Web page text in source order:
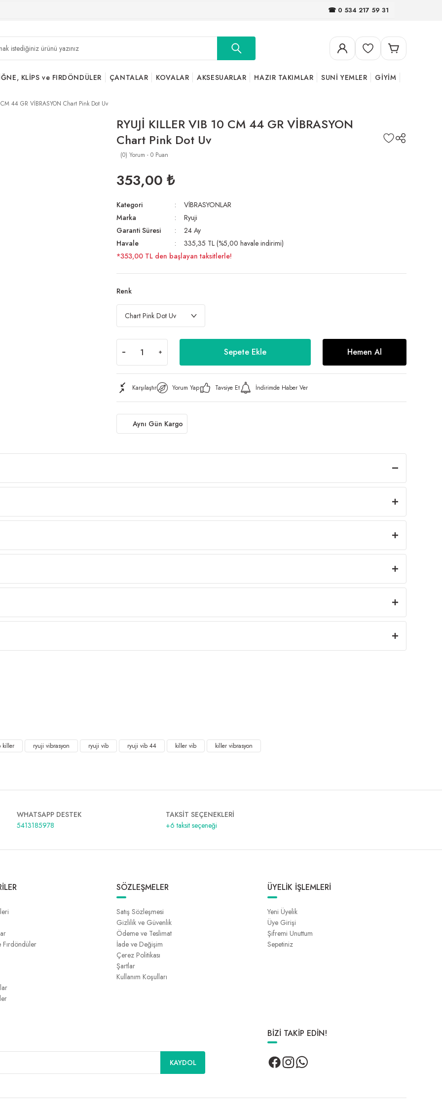
☎ 0 534 217 59 31
KLİPS ve FIRDÖNDÜLER ÇANTALAR KOVALAR AKSESUARLAR HAZIR TAKIMLAR SUNİ YEMLER GİYİM
CM 44 GR VİBRASYON Chart Pink Dot Uv
RYUJİ KILLER VIB 10 CM 44 GR VİBRASYON
Chart Pink Dot Uv
(0) Yorum - 0 Puan
353,00 ₺
Kategori
VİBRASYONLAR
Marka
Ryuji
Garanti Süresi
24 Ay
Havale
335,35 TL (%5,00 havale indirimi)
*353,00 TL den başlayan taksitlerle!
Renk
Sepete Ekle Hemen Al
Karşılaştır Yorum Yap Tavsiye Et İndirimde Haber Ver
Aynı Gün Kargo
killer ryuji vibrasyon ryuji vib ryuji vib 44 killer vib killer vibrasyon
WHATSAPP DESTEK
5413185978
TAKSİT SEÇENEKLERİ
+6 taksit seçeneği
Fırdöndüler
SÖZLEŞMELER
Satış Sözleşmesi
Gizlilik ve Güvenlik
Ödeme ve Teslimat
İade ve Değişim
Çerez Politikası
Şartlar
Kullanım Koşulları
ÜYELİK İŞLEMLERİ
Yeni Üyelik
Üye Girişi
Şifremi Unuttum
Sepetiniz
KAYDOL
BİZİ TAKİP EDİN!